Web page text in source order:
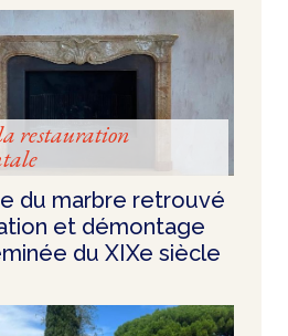
restauration
du marbre retrouvé
et démontage
du XIXe siècle